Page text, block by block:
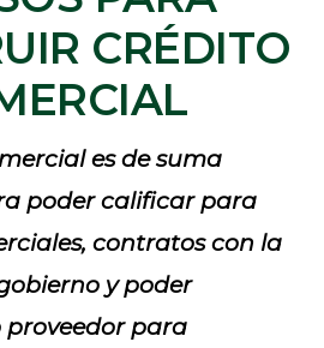
CRÉDITO
es de suma
poder calificar para
contratos con la
y poder
para